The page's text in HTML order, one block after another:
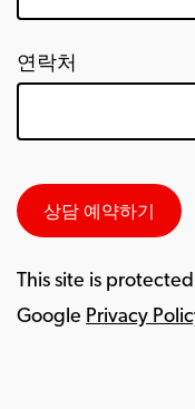
연락처
This site is
Google Privacy